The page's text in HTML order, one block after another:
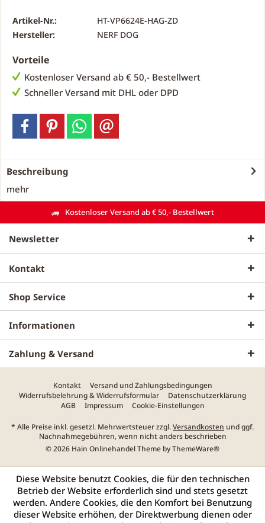
Artikel-Nr.:
HT-VP6624E-HAG-ZD
Hersteller:
NERF DOG
Vorteile
Kostenloser Versand ab € 50,- Bestellwert
Schneller Versand mit DHL oder DPD
Beschreibung
mehr
Kostenloser Versand ab € 50,- Bestellwert
Newsletter
Kontakt
Shop Service
Informationen
Zahlung & Versand
Kontakt
Versand und Zahlungsbedingungen
Widerrufsbelehrung & Widerrufsformular
Datenschutzerklärung
AGB
Impressum Cookie-Einstellungen
* Alle Preise inkl. gesetzl. Mehrwertsteuer zzgl.Versandkosten und ggf.
Nachnahmegebühren, wenn nicht anders beschrieben
© 2026 Hain Onlinehandel Theme byThemeWare®
Diese Website benutzt Cookies, die für den technischen
Betrieb der Website erforderlich sind und stets gesetzt
werden. Andere Cookies, die den Komfort bei Benutzung
dieser Website erhöhen, der Direktwerbung dienen oder